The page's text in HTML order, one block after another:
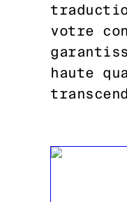
votre
haute